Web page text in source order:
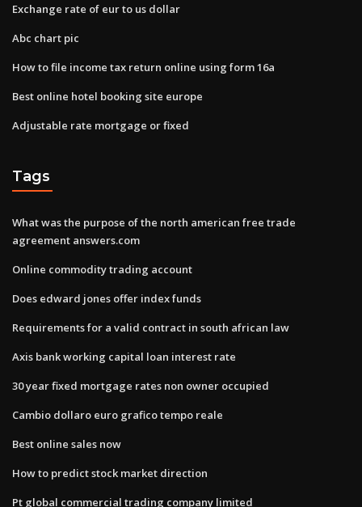
Exchange rate of eur to us dollar
Abc chart pic
How to file income tax return online using form 16a
Best online hotel booking site europe
Adjustable rate mortgage or fixed
Tags
What was the purpose of the north american free trade
agreement answers.com
Online commodity trading account
Does edward jones offer index funds
Requirements for a valid contract in south african law
Axis bank working capital loan interest rate
30 year fixed mortgage rates non owner occupied
Cambio dollaro euro grafico tempo reale
Best online sales now
How to predict stock market direction
Pt global commercial trading company limited